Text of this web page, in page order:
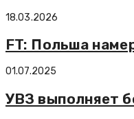
18.03.2026
FT: Польша
01.07.2025
УВЗ выполняет